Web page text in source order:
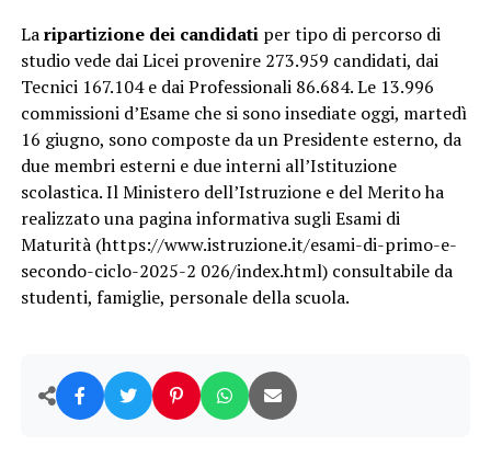
Laripartizione dei candidatiper tipo di percorso di
studio vede dai Licei provenire 273.959 candidati, dai
Tecnici 167.104 e dai Professionali 86.684. Le 13.996
commissioni d’Esame che si sono insediate oggi, martedì
16 giugno, sono composte da un Presidente esterno, da
due membri esterni e due interni all’Istituzione
scolastica. Il Ministero dell’Istruzione e del Merito ha
realizzato una pagina informativa sugli Esami di
Maturità (https://www.istruzione.it/esami-di-primo-e-
secondo-ciclo-2025-2 026/index.html) consultabile da
studenti, famiglie, personale della scuola.